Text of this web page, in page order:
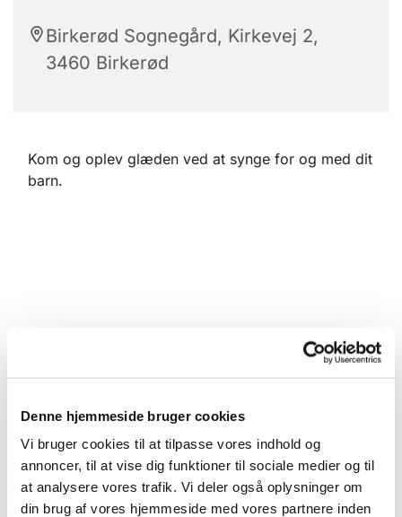
Denne hjemmeside bruger cookies
Vi bruger cookies til at tilpasse vores indhold og
annoncer, til at vise dig funktioner til sociale medier og til
at analysere vores trafik. Vi deler også oplysninger om
din brug af vores hjemmeside med vores partnere inden
Birkerød Sognegård, Kirkevej 2,
3460 Birkerød
Kom og oplev glæden ved at synge for og med dit
barn.